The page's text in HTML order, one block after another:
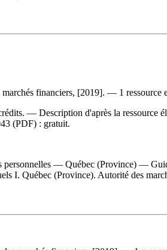
financiers, [2019]. — 1 ressource
— Description d'après la ressource
(PDF) : gratuit.
— Québec (Province) —
I. Québec (Province). Autorité des